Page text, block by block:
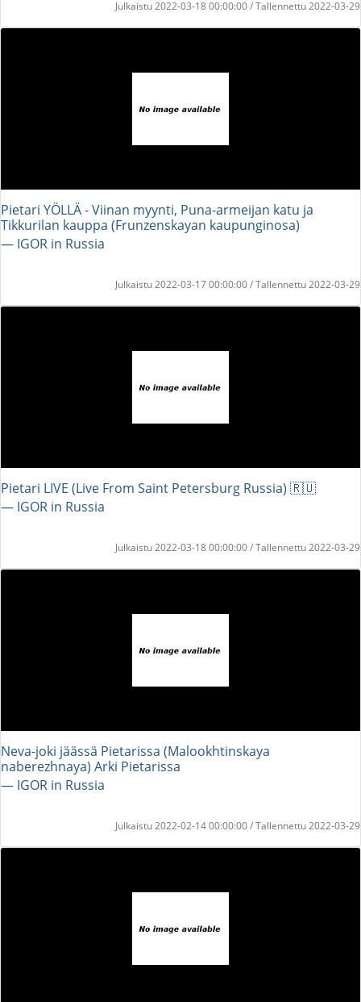
Julkaistu 2022-03-18 00:00:00 / Tallennettu 2022-03-29
Pietari YÖLLÄ - Viinan myynti, Puna-armeijan katu ja
Tikkurilan kauppa (Frunzenskayan kaupunginosa)
― IGOR in Russia
Julkaistu 2022-03-17 00:00:00 / Tallennettu 2022-03-29
Pietari LIVE (Live From Saint Petersburg Russia) 🇷🇺
― IGOR in Russia
Julkaistu 2022-03-18 00:00:00 / Tallennettu 2022-03-29
Neva-joki jäässä Pietarissa (Malookhtinskaya
naberezhnaya) Arki Pietarissa
― IGOR in Russia
Julkaistu 2022-02-14 00:00:00 / Tallennettu 2022-03-29